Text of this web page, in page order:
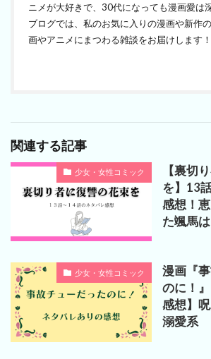
ニメが大好きで、30代になっても漫画愛は
ブログでは、私のお気に入りの漫画や新作
画やアニメにまつわる雑談をお届けします！
関連する記事
少女・女性コミック
【裏切
を】13
感想！
た颯馬は
少女・女性コミック
漫画『
のに！
感想】
溺愛系